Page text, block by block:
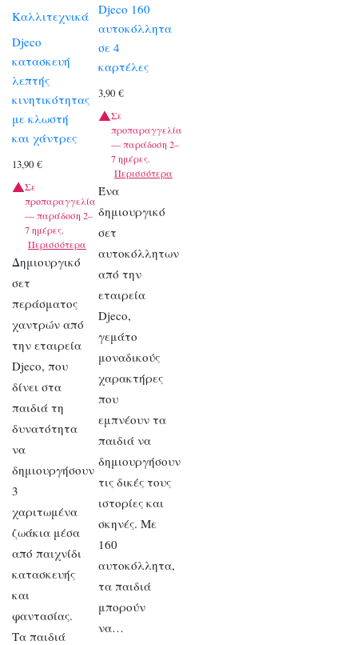
Καλλιτεχνικά
Djeco
κατασκευή
λεπτής
κινητικότητας
με κλωστή
και χάντρες
13,90 €
Σε
προπαραγγελία
— παράδοση 2–
7 ημέρες.
Περισσότερα
Δημιουργικό
σετ
περάσματος
χαντρών από
την εταιρεία
Djeco, που
δίνει στα
παιδιά τη
δυνατότητα
να
δημιουργήσουν
3
χαριτωμένα
ζωάκια μέσα
από παιχνίδι
κατασκευής
και
φαντασίας.
Τα παιδιά
Djeco 160
αυτοκόλλητα
σε 4
καρτέλες
3,90€
Σε
προπαραγγελία
— παράδοση 2–
7 ημέρες.
Περισσότερα
Ένα
δημιουργικό
σετ
αυτοκόλλητων
από την
εταιρεία
Djeco,
γεμάτο
μοναδικούς
χαρακτήρες
που
εμπνέουν τα
παιδιά να
δημιουργήσουν
τις δικές τους
ιστορίες και
σκηνές. Με
160
αυτοκόλλητα,
τα παιδιά
μπορούν
να…